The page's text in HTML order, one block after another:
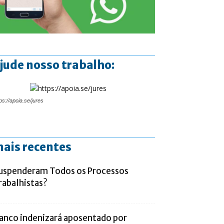
nosso trabalho:
apoia.se/jures
recentes
Todos os Processos
indenizará aposentado por